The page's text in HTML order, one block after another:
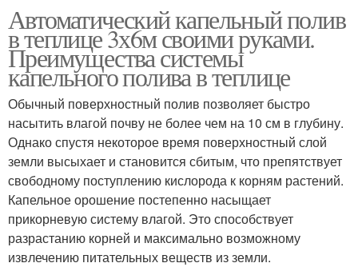
Автоматический капельный полив
в теплице 3х6м своими руками.
Преимущества системы
капельного полива в теплице
Обычный поверхностный полив позволяет быстро
насытить влагой почву не более чем на 10 см в глубину.
Однако спустя некоторое время поверхностный слой
земли высыхает и становится сбитым, что препятствует
свободному поступлению кислорода к корням растений.
Капельное орошение постепенно насыщает
прикорневую систему влагой. Это способствует
разрастанию корней и максимально возможному
извлечению питательных веществ из земли.